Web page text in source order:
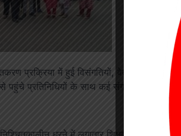
प्रक्रिया में हुई विसंगतियों, वेतन-निरोध,
से पहुंचे प्रतिनिधियों के साथ कई संगठन भी खुलकर